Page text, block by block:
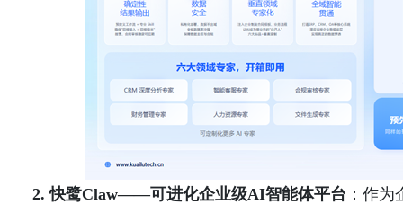
2. 快鹭Claw——可进化企业级AI智能体平台 ：作